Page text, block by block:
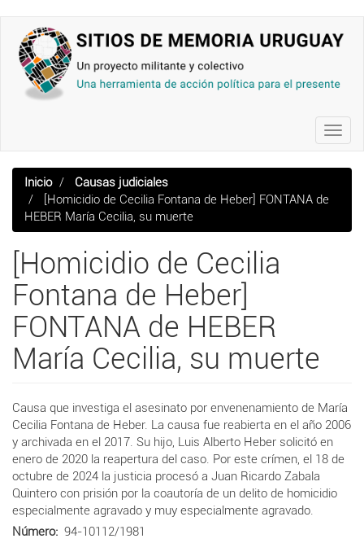
contenido
principal
Inicio
Causas judiciales
[Homicidio de Cecilia Fontana de Heber] FONTANA de
HEBER María Cecilia, su muerte
[Homicidio de Cecilia
Fontana de Heber]
FONTANA de HEBER
María Cecilia, su muerte
Causa que investiga el asesinato por envenenamiento de María
Cecilia Fontana de Heber. La causa fue reabierta en el año 2006
y archivada en el 2017. Su hijo, Luis Alberto Heber solicitó en
enero de 2020 la reapertura del caso. Por este crímen, el 18 de
octubre de 2024 la justicia procesó a Juan Ricardo Zabala
Quintero con prisión por la coautoría de un delito de homicidio
especialmente agravado y muy especialmente agravado.
Número
94-10112/1981